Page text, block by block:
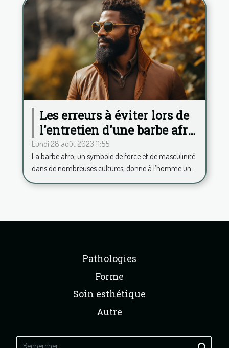
Les erreurs à éviter lors de
l'entretien d'une barbe afro
pour toujours rester chic
Lundi 28 août 2023 11:55
La barbe afro, un symbole de force et de masculinité
dans de nombreuses cultures, donne à l’homme un...
Pathologies
Forme
Soin esthétique
Autre